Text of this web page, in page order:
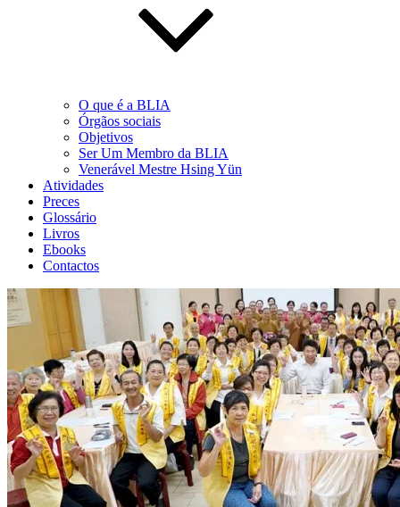
O que é a BLIA
Órgãos sociais
Objetivos
Ser Um Membro da BLIA
Venerável Mestre Hsing Yün
Atividades
Preces
Glossário
Livros
Ebooks
Contactos